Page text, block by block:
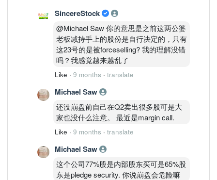
SincereStock
@Michael Saw 你的意思是之前这两公婆
老板减持手上的股份是自行决定的，只有
这23号的是被forceselling? 我的理解没错
吗？我感觉越来越乱了
Like · 9 months · translate
Michael Saw
还没崩盘前自己在Q2卖出很多股可是大
家也没什么注意。 最近是margin call.
Like · 9 months · translate
Michael Saw
这个公司77%股是内部股东买可是65%股
东是pledge security. 你说崩盘会危险嘛